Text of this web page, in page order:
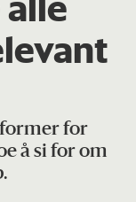
for
å si for om